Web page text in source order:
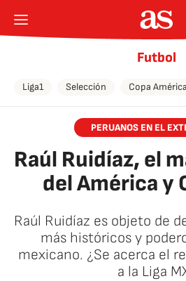
Futbol
Liga1 Selección Copa América
PERUANOS EN EL
Raúl Ruidíaz, el
del América y
Raúl Ruidíaz es objeto de
más históricos y
mexicano. ¿Se acerca el
a la Liga